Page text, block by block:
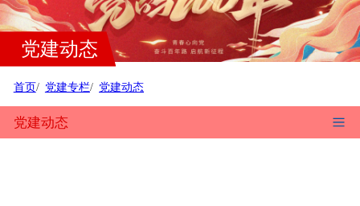
党建动态
首页 党建专栏 党建动态
党建动态